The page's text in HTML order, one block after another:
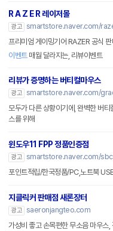
R A Z E R 레이저몰
광고 smartstore.naver.com/
프리미엄 게이밍기어 RAZER 공식 판
이벤트매월 달라지는, 리뷰이벤트
리뷰가 증명하는 버티컬마우스
광고 smartstore.naver.com/
모두가 다른 상황이기에, 완벽한 버
스를 위해
윈도우11 FPP 정품인증점
광고 smartstore.naver.com/
포인트적립/한국정품/PC,노트북
지클릭커 판매점 새론장터
광고 saeronjangteo.com
가성비 좋고 손목편한 무소음 마우스